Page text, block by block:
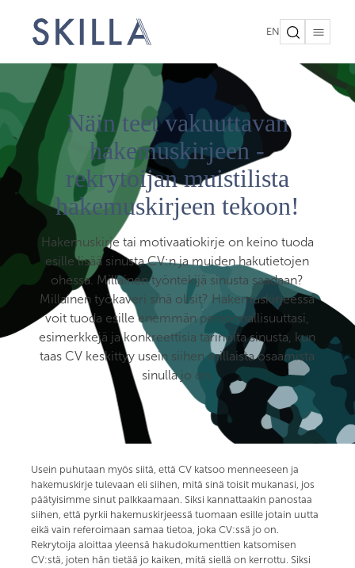
EN
Näin teet vakuuttavan
hakemuskirjeen -
rekrytoijan muistilista
hakemuskirjeen tekoon!
Hakemuskirje tai motivaatiokirje on keino tuoda
esille lisää sinusta CV:n ja muiden hakutietojen
ohessa. Millainen työntekijä sinusta saadaan?
Millainen työkaveri sinä olisit? Hakemuskirjeessä
voit tuoda esille enemmän persoonallisuuttasi,
esimerkkejä ja konkreettisia tarinoita sinusta, kun
taas CV keskittyy usein siihen millaista osaamista
sinulla jo on.
Usein puhutaan myös siitä, että CV katsoo menneeseen ja
hakemuskirje tulevaan eli siihen, mitä sinä toisit mukanasi, jos
päätyisimme sinut palkkaamaan. Siksi kannattaakin panostaa
siihen, että pyrkii hakemuskirjeessä tuomaan esille jotain uutta
eikä vain referoimaan samaa tietoa, joka CV:ssä jo on.
Rekrytoija aloittaa yleensä hakudokumenttien katsomisen
CV:stä, joten hän tietää jo kaiken, mitä siellä on kerrottu. Siksi